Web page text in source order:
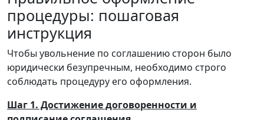
процедуры: пошаговая
инструкция
Чтобы увольнение по соглашению сторон было
юридически безупречным, необходимо строго
соблюдать процедуру его оформления.
Шаг 1. Достижение договоренности и